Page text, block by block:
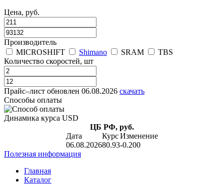
Цена, руб.
Производитель
MICROSHIFT
Shimano SRAM
TBS
Количество скоростей, шт
Прайс–лист обновлен 06.08.2026 скачать
Способы оплаты
Динамика курса USD
ЦБ РФ, руб.
Дата
КурсИзменение
06.08.202680.93-0.200
Полезная информация
Главная
Каталог